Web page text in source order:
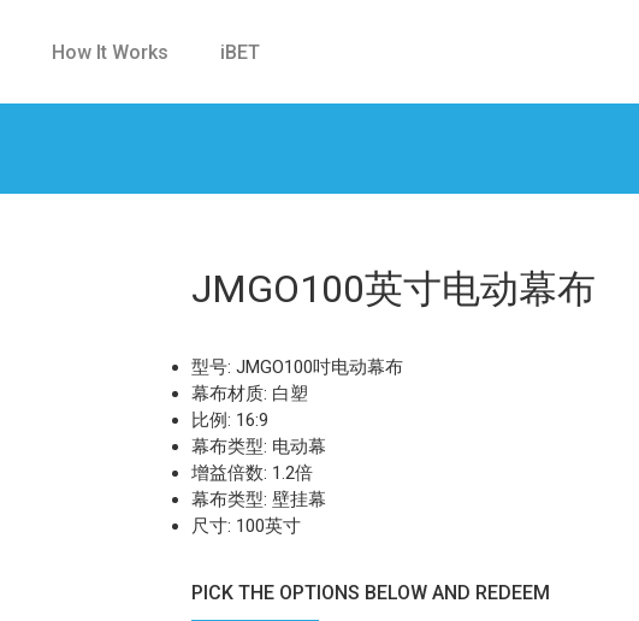
How It Works iBET
JMGO100英寸电动幕布
型号: JMGO100吋电动幕布
幕布材质: 白塑
比例: 16:9
幕布类型: 电动幕
增益倍数: 1.2倍
幕布类型: 壁挂幕
尺寸: 100英寸
PICK THE OPTIONS BELOW AND REDEEM